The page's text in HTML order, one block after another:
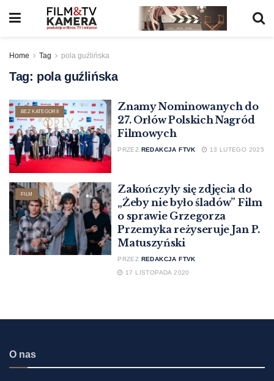
Home Tag pola guźlińska
Tag: pola guźlińska
BEZ KATEGORII
Znamy Nominowanych do
27. Orłów Polskich Nagród
Filmowych
PRZEZ REDAKCJA FTVK 13 LUTEGO 2025
FILM
Zakończyły się zdjęcia do
„Żeby nie było śladów” Film
o sprawie Grzegorza
Przemyka reżyseruje Jan P.
Matuszyński
PRZEZ REDAKCJA FTVK
17 LISTOPADA 2020
O nas